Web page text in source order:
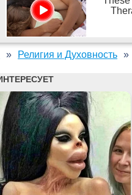
Религия и Духовность